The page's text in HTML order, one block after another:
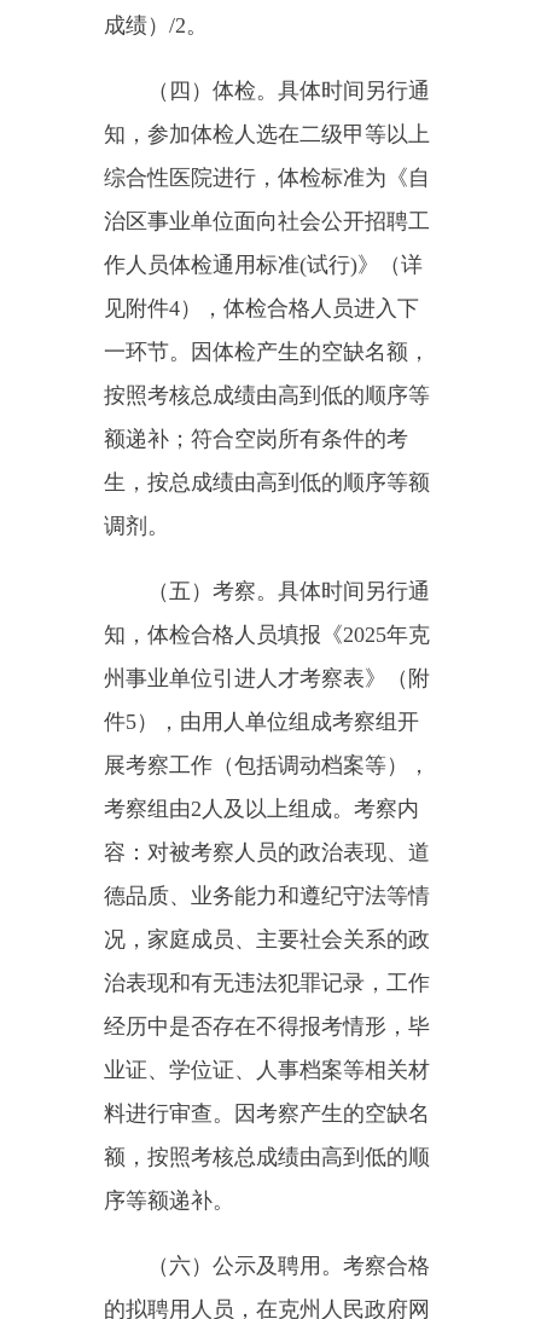
书》及办理聘用相关手续，硕士研
年），本科毕业生服务期为五年
（含试用期一年），试用期满，考
核不合格或存在违纪、违规及弄虚
作假行为的，取消聘用资格。
七、注意事项
（一）应聘人员上传或递交材
对隐瞒精神病史及伪造、变造证
件、证明材料、印章的，经查实，
在招聘过程中取消招聘资格或聘用
实准确，因电话错误联系不上应聘
人员，责任自负。
的，以克州人民政府网站
(http://www.xjkz.gov.cn/)另行发布
的通知为准。咨询电话为上班时间
10:00至14:00，16:00至19:30。
政策咨询电话：0908-4222969
技术支持电话：022-58703000
监督电话：0908-4222210
附件：1.
2025年克州事业单
位人才引进岗位表
2.
国家教育行政部门
学科专业目录网址链接